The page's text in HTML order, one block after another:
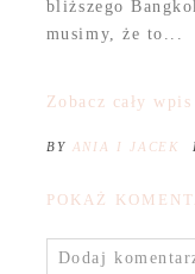
bliższego
musimy, że to...
Zobacz cały wpis
BY ANIA I JACEK
POKAŻ
Dodaj